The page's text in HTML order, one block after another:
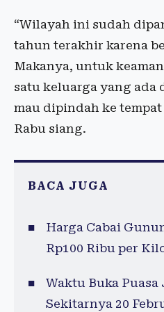
“Wilayah ini sudah
tahun terakhir karena
Makanya, untuk
satu keluarga yang
mau dipindah ke tempat
Rabu siang.
BACA JUGA
Harga Cabai
Rp100 Ribu per
Waktu Buka Puasa
Sekitarnya 20